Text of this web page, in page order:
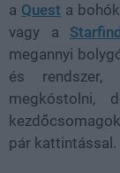
a Quest a
vagy a
megannyi
és rendszer,
pár kattintással.